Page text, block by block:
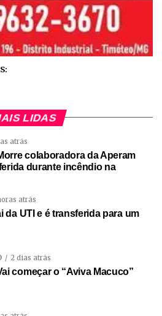
LIDAS
atrás
colaboradora da Aperam
durante incêndio na
atrás
da UTI e é transferida para um
2 dias atrás
começar o “Aviva Macuco”